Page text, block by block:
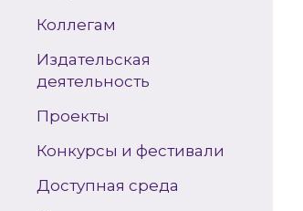
Коллегам
Издательская
деятельность
Проекты
Конкурсы и фестивали
Доступная среда